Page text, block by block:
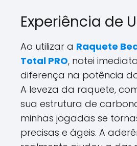
Experiência de
Ao utilizar a Raquete
Total PRO, notei
diferença na potência
A leveza da raquete,
sua estrutura de
minhas jogadas se
precisas e ágeis. A